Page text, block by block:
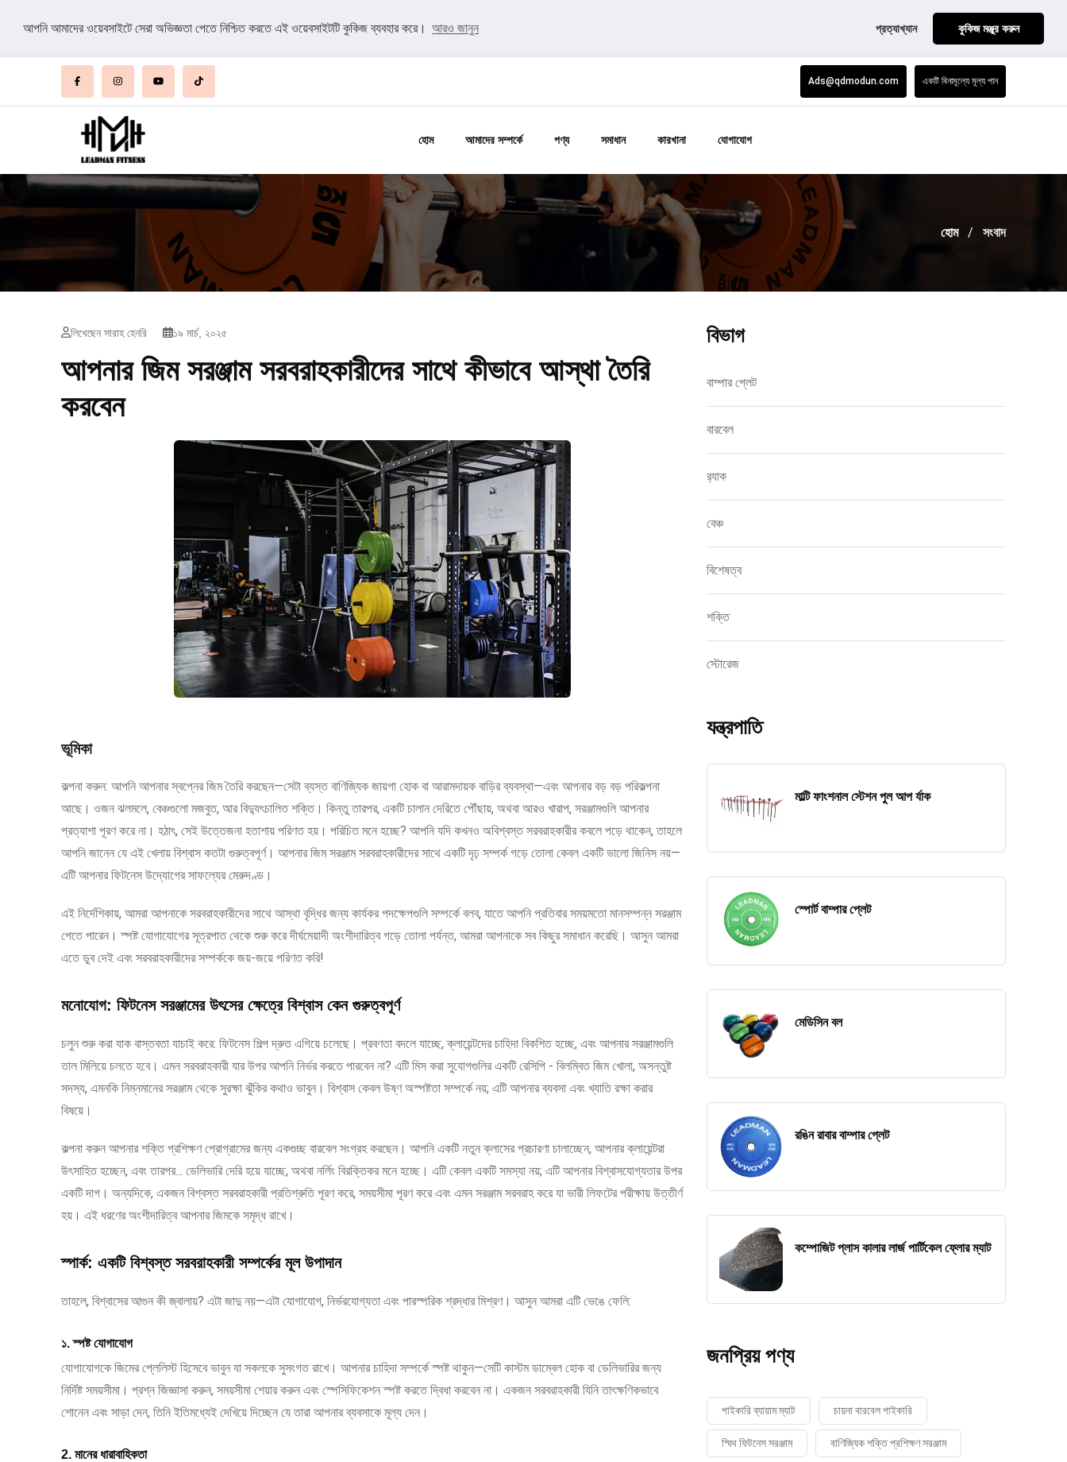
আপনি আমাদের ওয়েবসাইটে সেরা অভিজ্ঞতা পেতে নিশ্চিত করতে এই ওয়েবসাইটটি কুকিজ ব্যবহার করে। আরও জানুন প্রত্যাখ্যান কুকিজ মঞ্জুর করুন
Ads@qdmodun.com একটি বিনামূল্যে মূল্য পান
হোম আমাদের সম্পর্কে পণ্য সমাধান কারখানা যোগাযোগ
হোম সংবাদ
লিখেছেন সারাহ হেনরি ১৯ মার্চ, ২০২৫
আপনার জিম সরঞ্জাম সরবরাহকারীদের সাথে কীভাবে আস্থা তৈরি
করবেন
ভূমিকা
কল্পনা করুন: আপনি আপনার স্বপ্নের জিম তৈরি করছেন—সেটা ব্যস্ত বাণিজ্যিক জায়গা হোক বা আরামদায়ক বাড়ির ব্যবস্থা—এবং আপনার বড় বড় পরিকল্পনা
আছে। ওজন ঝলমলে, বেঞ্চগুলো মজবুত, আর বিদ্যুৎচালিত শক্তি। কিন্তু তারপর, একটি চালান দেরিতে পৌঁছায়, অথবা আরও খারাপ, সরঞ্জামগুলি আপনার
প্রত্যাশা পূরণ করে না। হঠাৎ, সেই উত্তেজনা হতাশায় পরিণত হয়। পরিচিত মনে হচ্ছে? আপনি যদি কখনও অবিশ্বস্ত সরবরাহকারীর কবলে পড়ে থাকেন, তাহলে
আপনি জানেন যে এই খেলায় বিশ্বাস কতটা গুরুত্বপূর্ণ। আপনার জিম সরঞ্জাম সরবরাহকারীদের সাথে একটি দৃঢ় সম্পর্ক গড়ে তোলা কেবল একটি ভালো জিনিস নয়—
এটি আপনার ফিটনেস উদ্যোগের সাফল্যের মেরুদণ্ড।
এই নির্দেশিকায়, আমরা আপনাকে সরবরাহকারীদের সাথে আস্থা বৃদ্ধির জন্য কার্যকর পদক্ষেপগুলি সম্পর্কে বলব, যাতে আপনি প্রতিবার সময়মতো মানসম্পন্ন সরঞ্জাম
পেতে পারেন। স্পষ্ট যোগাযোগের সূত্রপাত থেকে শুরু করে দীর্ঘমেয়াদী অংশীদারিত্ব গড়ে তোলা পর্যন্ত, আমরা আপনাকে সব কিছুর সমাধান করেছি। আসুন আমরা
এতে ডুব দেই এবং সরবরাহকারীদের সম্পর্ককে জয়-জয়ে পরিণত করি!
মনোযোগ: ফিটনেস সরঞ্জামের উৎসের ক্ষেত্রে বিশ্বাস কেন গুরুত্বপূর্ণ
চলুন শুরু করা যাক বাস্তবতা যাচাই করে: ফিটনেস শিল্প দ্রুত এগিয়ে চলেছে। প্রবণতা বদলে যাচ্ছে, ক্লায়েন্টদের চাহিদা বিকশিত হচ্ছে, এবং আপনার সরঞ্জামগুলি
তাল মিলিয়ে চলতে হবে। এমন সরবরাহকারী যার উপর আপনি নির্ভর করতে পারবেন না? এটি মিস করা সুযোগগুলির একটি রেসিপি - বিলম্বিত জিম খোলা, অসন্তুষ্ট
সদস্য, এমনকি নিম্নমানের সরঞ্জাম থেকে সুরক্ষা ঝুঁকির কথাও ভাবুন। বিশ্বাস কেবল উষ্ণ অস্পষ্টতা সম্পর্কে নয়; এটি আপনার ব্যবসা এবং খ্যাতি রক্ষা করার
বিষয়ে।
কল্পনা করুন আপনার শক্তি প্রশিক্ষণ প্রোগ্রামের জন্য একগুচ্ছ বারবেল সংগ্রহ করছেন। আপনি একটি নতুন ক্লাসের প্রচারণা চালাচ্ছেন, আপনার ক্লায়েন্টরা
উৎসাহিত হচ্ছেন, এবং তারপর... ডেলিভারি দেরি হয়ে যাচ্ছে, অথবা নর্লিং বিরক্তিকর মনে হচ্ছে। এটি কেবল একটি সমস্যা নয়; এটি আপনার বিশ্বাসযোগ্যতার উপর
একটি দাগ। অন্যদিকে, একজন বিশ্বস্ত সরবরাহকারী প্রতিশ্রুতি পূরণ করে, সময়সীমা পূরণ করে এবং এমন সরঞ্জাম সরবরাহ করে যা ভারী লিফটের পরীক্ষায় উত্তীর্ণ
হয়। এই ধরণের অংশীদারিত্ব আপনার জিমকে সমৃদ্ধ রাখে।
স্পার্ক: একটি বিশ্বস্ত সরবরাহকারী সম্পর্কের মূল উপাদান
তাহলে, বিশ্বাসের আগুন কী জ্বালায়? এটা জাদু নয়—এটা যোগাযোগ, নির্ভরযোগ্যতা এবং পারস্পরিক শ্রদ্ধার মিশ্রণ। আসুন আমরা এটি ভেঙে ফেলি:
১. স্পষ্ট যোগাযোগ
যোগাযোগকে জিমের প্লেলিস্ট হিসেবে ভাবুন যা সকলকে সুসংগত রাখে। আপনার চাহিদা সম্পর্কে স্পষ্ট থাকুন—সেটি কাস্টম ডাম্বেল হোক বা ডেলিভারির জন্য
নির্দিষ্ট সময়সীমা। প্রশ্ন জিজ্ঞাসা করুন, সময়সীমা শেয়ার করুন এবং স্পেসিফিকেশন স্পষ্ট করতে দ্বিধা করবেন না। একজন সরবরাহকারী যিনি তাৎক্ষণিকভাবে
শোনেন এবং সাড়া দেন, তিনি ইতিমধ্যেই দেখিয়ে দিচ্ছেন যে তারা আপনার ব্যবসাকে মূল্য দেন।
2. মানের ধারাবাহিকতা
বিভাগ
বাম্পার প্লেট
বারবেল
র‍্যাক
বেঞ্চ
বিশেষত্ব
শক্তি
স্টোরেজ
যন্ত্রপাতি
মাল্টি ফাংশনাল স্টেশন পুল আপ র্যাক
স্পোর্ট বাম্পার প্লেট
মেডিসিন বল
রঙিন রাবার বাম্পার প্লেট
কম্পোজিট প্লাস কালার লার্জ পার্টিকেল ফ্লোর ম্যাট
জনপ্রিয় পণ্য
পাইকারি ব্যায়াম ম্যাট চায়না বারবেল পাইকারি
স্মিথ ফিটনেস সরঞ্জাম বাণিজ্যিক শক্তি প্রশিক্ষণ সরঞ্জাম